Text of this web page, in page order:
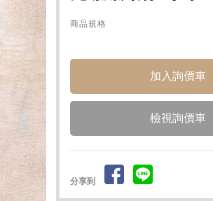
商品規格
檢視詢價車
分享到